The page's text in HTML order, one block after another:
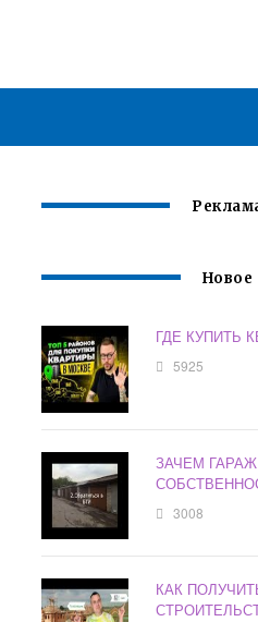
Новое
ГДЕ КУПИТЬ
5925
ЗАЧЕМ
3008
КАК